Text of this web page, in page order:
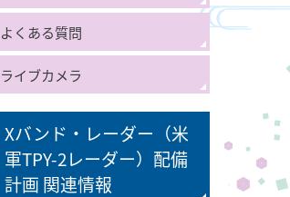
よくある質問
ライブカメラ
Xバンド・レーダー（米
軍TPY-2レーダー）配備
計画 関連情報